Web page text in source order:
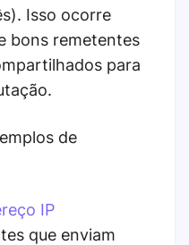
Isso ocorre
bons remetentes
para
de
IP
que enviam